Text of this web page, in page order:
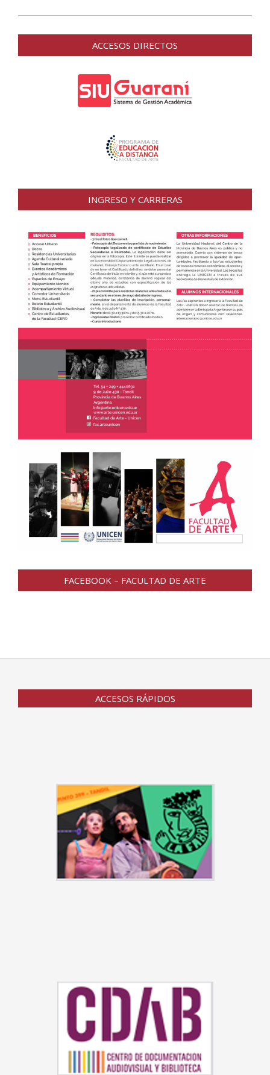
18
ACCESOS DIRECTOS
INGRESO Y CARRERAS
FACEBOOK – FACULTAD DE ARTE
ACCESOS RÁPIDOS